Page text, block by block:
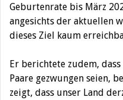
Geburtenrate bis März
angesichts der aktuellen
dieses Ziel kaum
Er berichtete zudem,
Paare gezwungen seien,
zeigt, dass unser Land